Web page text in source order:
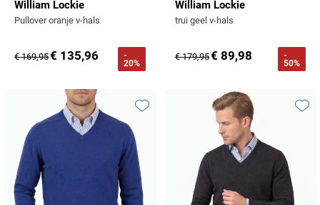
William Lockie
Pullover oranje v-hals
€ 169,95€ 135,96
-
20%
William Lockie
trui geel v-hals
€ 179,95€ 89,98
-
50%
Toevoegen aan favorieten